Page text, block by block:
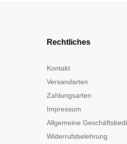
Rechtliches
Kontakt
Versandarten
Zahlungsarten
Impressum
Allgemeine
Widerrufsbelehrung